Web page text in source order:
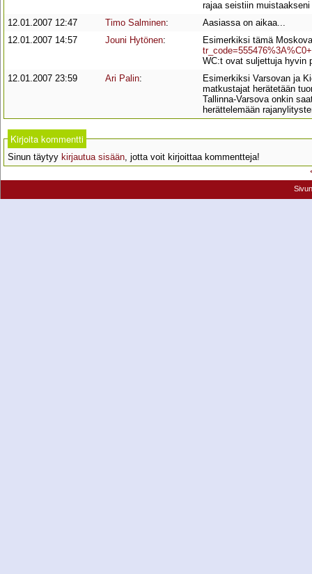
rajaa seistiin
12.01.2007 12:47
Timo Salminen:
Aasiassa on aikaa...
12.01.2007 14:57
Jouni Hytönen:
Esimerkiksi tämä
tr_code=555476%3A%C0+
WC:t ovat suljettuja hyvin
12.01.2007 23:59
Ari Palin:
Esimerkiksi Varsovan ja
matkustajat herätetään
Tallinna-Varsova onkin
herättelemään
Kirjoita kommentti
Sinun täytyy kirjautua sisään, jotta voit kirjoittaa kommentteja!